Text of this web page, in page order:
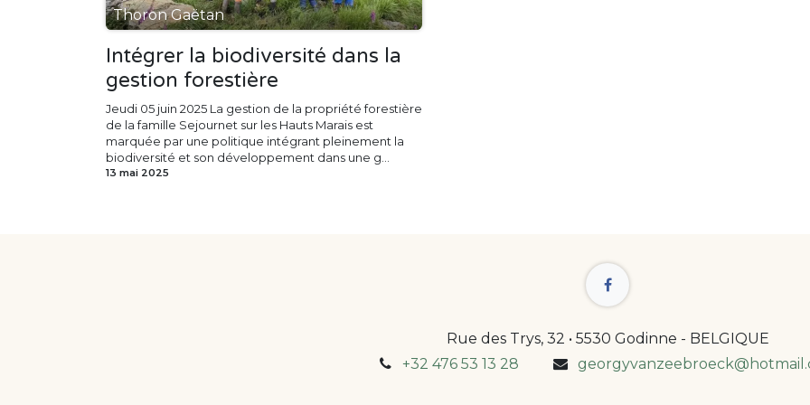
Thoron Gaëtan
Intégrer la biodiversité dans la
gestion forestière
Jeudi 05 juin 2025 La gestion de la propriété forestière
de la famille Sejournet sur les Hauts Marais est
marquée par une politique intégrant pleinement la
biodiversité et son développement dans une g...
13 mai 2025
Rue des Trys, 32 • 5530 Godinne - BELGIQUE
+32 476 53 13 28